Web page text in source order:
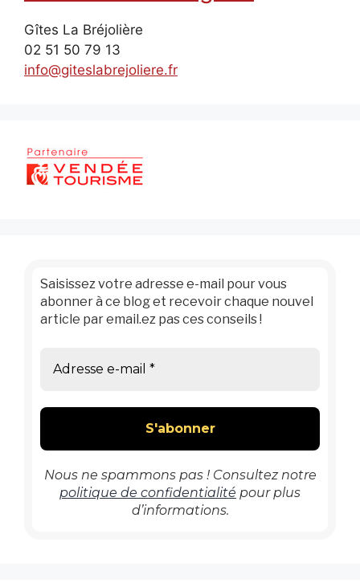
Gîtes La Bréjolière
02 51 50 79 13
info@giteslabrejoliere.fr
Saisissez votre adresse e-mail pour vous
abonner à ce blog et recevoir chaque nouvel
article par email.ez pas ces conseils !
Nous ne spammons pas ! Consultez notre
politique de confidentialité pour plus
d’informations.